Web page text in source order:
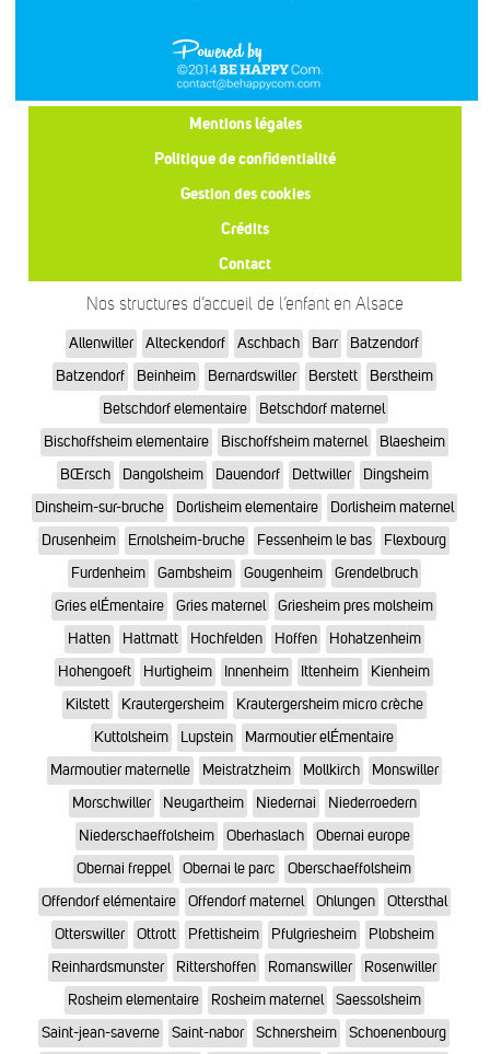
Mentions légales
Politique de confidentialité
Gestion des cookies
Crédits
Contact
Nos structures d’accueil de l’enfant en Alsace
Allenwiller Alteckendorf Aschbach Barr
Batzendorf
Batzendorf
Beinheim Bernardswiller Berstett
Berstheim
Betschdorf elementaire
Betschdorf maternel
Bischoffsheim elementaire
Bischoffsheim maternel
Blaesheim
BŒrsch
Dangolsheim Dauendorf Dettwiller
Dingsheim
Dinsheim-sur-bruche
Dorlisheim elementaire
Dorlisheim maternel
Drusenheim
Ernolsheim-bruche Fessenheim le bas
Flexbourg
Furdenheim
Gambsheim Gougenheim
Grendelbruch
Gries elÉmentaire
Gries maternel
Griesheim pres molsheim
Hatten
Hattmatt Hochfelden Hoffen
Hohatzenheim
Hohengoeft
Hurtigheim Innenheim Ittenheim
Kienheim
Kilstett
Krautergersheim
Krautergersheim micro crèche
Kuttolsheim
Lupstein
Marmoutier elÉmentaire
Marmoutier maternelle
Meistratzheim Mollkirch
Monswiller
Morschwiller
Neugartheim Niedernai
Niederroedern
Niederschaeffolsheim
Oberhaslach
Obernai europe
Obernai freppel
Obernai le parc
Oberschaeffolsheim
Offendorf elémentaire
Offendorf maternel Ohlungen
Ottersthal
Otterswiller
Ottrott Pfettisheim Pfulgriesheim
Plobsheim
Reinhardsmunster
Rittershoffen Romanswiller
Rosenwiller
Rosheim elementaire
Rosheim maternel
Saessolsheim
Saint-jean-saverne
Saint-nabor Schnersheim Schoenenbourg